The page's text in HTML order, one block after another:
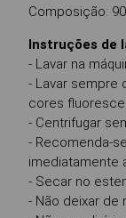
Composição:
Instruções de
- Lavar na
- Lavar sempre
cores
- Centrifugar
- Recomenda-
imediatamente
- Secar no
- Não deixar de